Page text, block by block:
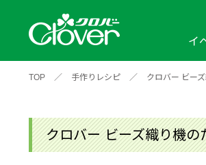
イ
ワークショップ
アイテムから探す
新商品一覧 縫い針 ソ
編み物用品 インテリア
TOP ／ 手作りレシピ ／ クロバー ビー
クロバー ビーズ織り機の